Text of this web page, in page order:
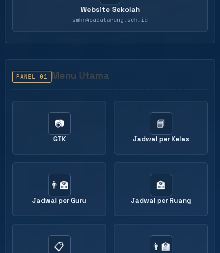
Website Sekolah
smkn4padalarang.sch.id
PANEL 01 Menu Utama
📷
GTK
📘
Jadwal per Kelas
👨‍🏫
Jadwal per Guru
🏫
Jadwal per Ruang
📋 👨‍🏫